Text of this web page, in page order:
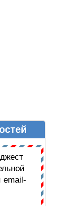
email-